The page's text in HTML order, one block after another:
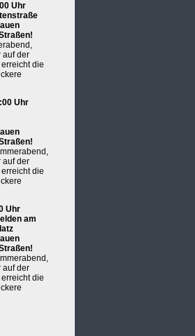
Uhr
auf der
die
Uhr
auf der
die
Uhr
am
auf der
die